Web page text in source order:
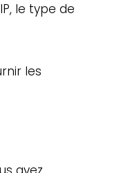
le type de
les